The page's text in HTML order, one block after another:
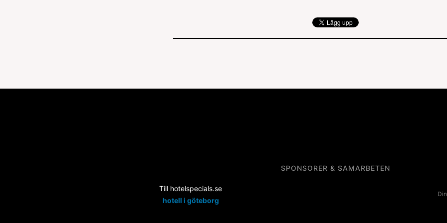
SPONSORER & SAMARBETEN
Till hotelspecials.se
hotell i göteborg